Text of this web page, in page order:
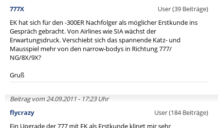
777X
User (39 Beiträge)
EK hat sich für den -300ER Nachfolger als möglicher Erstkunde ins
Gespräch gebracht. Von Airlines wie SIA wächst der
Erwartungsdruck. Verschiebt sich das spannende Katz- und
Mausspiel mehr von den narrow-bodys in Richtung 777/
NG/8X/9X?
Gruß
Beitrag vom 24.09.2011 - 17:23 Uhr
flycrazy
User (184 Beiträge)
Ein Upgrade der 777 mit EK als Erstkunde klingt mir sehr